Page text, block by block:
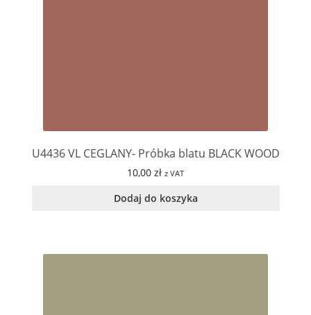
U4436 VL CEGLANY- Próbka blatu BLACK WOOD
10,00 zł z VAT
Dodaj do koszyka